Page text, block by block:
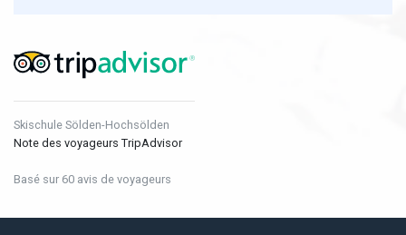
Skischule Sölden-Hochsölden
Note des voyageurs TripAdvisor
Basé sur 60 avis de voyageurs